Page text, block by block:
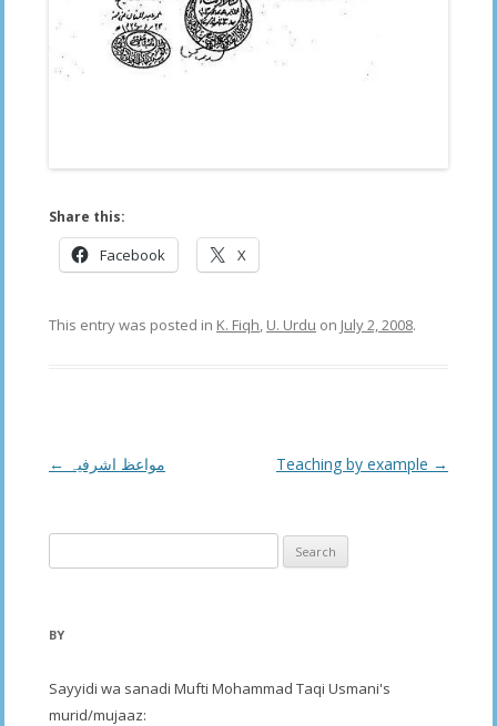
Share this:
Facebook X
This entry was posted in K. Fiqh, U. Urdu on July 2, 2008.
Post
← مواعظ اشرفیہ Teaching by example →
for:
BY
Sayyidi wa sanadi Mufti Mohammad Taqi Usmani's
murid/mujaaz: